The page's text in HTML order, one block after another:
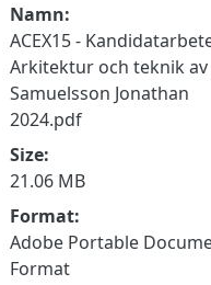
Namn:
ACEX15 -
Arkitektur och teknik av
Samuelsson Jonathan
2024.pdf
Size:
21.06 MB
Format:
Adobe Portable
Format